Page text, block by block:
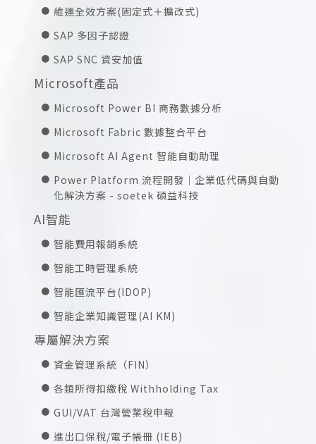
維運全效方案(固定式＋擴改式)
SAP 多因子認證
SAP SNC 資安加值
Microsoft產品
Microsoft Power BI 商務數據分析
Microsoft Fabric 數據整合平台
Microsoft AI Agent 智能自動助理
Power Platform 流程開發｜企業低代碼與自動
化解決方案 - soetek 碩益科技
AI智能
智能費用報銷系統
智能工時管理系統
智能匯流平台(IDOP)
智能企業知識管理(AI KM)
專屬解決方案
資金管理系統（FIN）
各類所得扣繳稅 Withholding Tax
GUI/VAT 台灣營業稅申報
進出口保稅/電子帳冊 (IEB)